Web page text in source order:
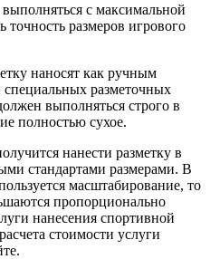
с максимальной
точность размеров игрового
наносят как ручным
разметочных
выполняться строго в
полностью сухое.
нанести разметку в
стандартами размерами. В
масштабирование, то
пропорционально
нанесения спортивной
стоимости услуги